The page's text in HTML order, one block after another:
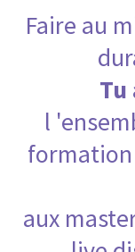
Faire au
Tu
l
formation
aux